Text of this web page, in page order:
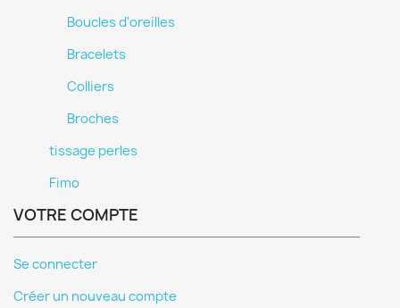
Boucles d'oreilles
Bracelets
Colliers
Broches
tissage perles
Fimo
VOTRE COMPTE
Se connecter
Créer un nouveau compte